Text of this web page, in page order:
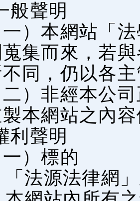
般聲明
一）本網站「
蒐集而來，若
不同，仍以各
二）非經本公
本網站之內
利聲明
一）標的
「法源法律網